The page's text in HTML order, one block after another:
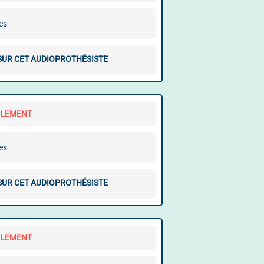
CET AUDIOPROTHÉSISTE
CET AUDIOPROTHÉSISTE